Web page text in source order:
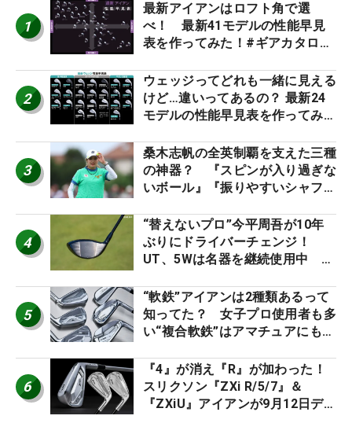
1
最新アイアンはロフト角で選
べ！ 最新41モデルの性能早見
表を作ってみた！#ギアカタログ
2
ウェッジってどれも一緒に見える
けど…違いってあるの？ 最新24
モデルの性能早見表を作ってみ
3
桑木志帆の全英制覇を支えた三種
の神器？ 『スピンが入り過ぎな
いボール』『振りやすいシャフ
ー』 #女子プロセッティング
4
“替えないプロ”今平周吾が10年
ぶりにドライバーチェンジ！
UT、5Wは名器を継続使用中 #
5
“軟鉄”アイアンは2種類あるって
知ってた？ 女子プロ使用者も多
い“複合軟鉄”はアマチュアにもオ
6
『4』が消え『R』が加わった！
スリクソン『ZXi R/5/7』＆
『ZXiU』アイアンが9月12日デ